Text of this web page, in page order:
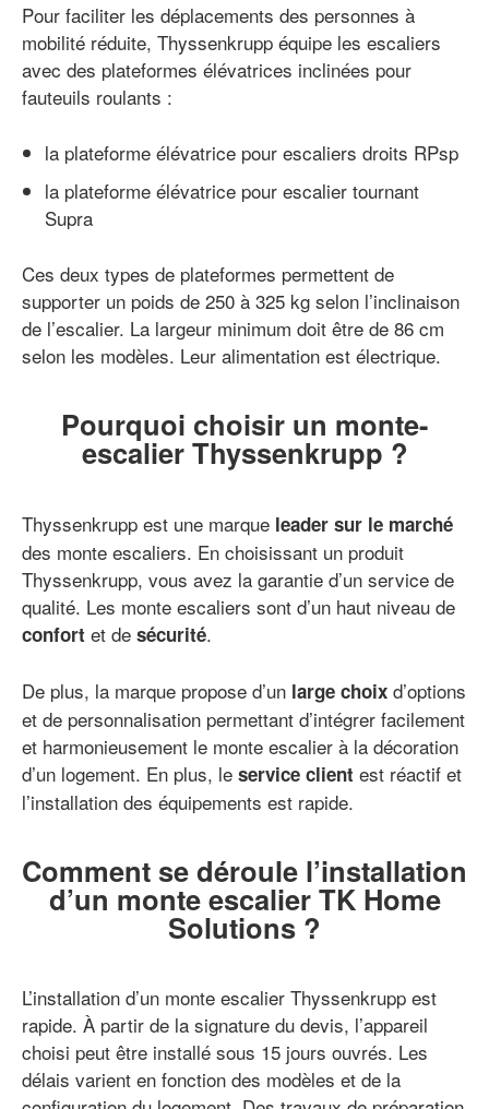
Pour faciliter les déplacements des personnes à
mobilité réduite, Thyssenkrupp équipe les escaliers
avec des plateformes élévatrices inclinées pour
fauteuils roulants :
la plateforme élévatrice pour escaliers droits RPsp
la plateforme élévatrice pour escalier tournant
Supra
Ces deux types de plateformes permettent de
supporter un poids de 250 à 325 kg selon l’inclinaison
de l’escalier. La largeur minimum doit être de 86 cm
selon les modèles. Leur alimentation est électrique.
Pourquoi choisir un monte-
escalier Thyssenkrupp ?
Thyssenkrupp est une marque leader sur le marché
des monte escaliers. En choisissant un produit
Thyssenkrupp, vous avez la garantie d’un service de
qualité. Les monte escaliers sont d’un haut niveau de
confort et de sécurité.
De plus, la marque propose d’un large choix d’options
et de personnalisation permettant d’intégrer facilement
et harmonieusement le monte escalier à la décoration
d’un logement. En plus, le service client est réactif et
l’installation des équipements est rapide.
Comment se déroule l’installation
d’un monte escalier TK Home
Solutions ?
L’installation d’un monte escalier Thyssenkrupp est
rapide. À partir de la signature du devis, l’appareil
choisi peut être installé sous 15 jours ouvrés. Les
délais varient en fonction des modèles et de la